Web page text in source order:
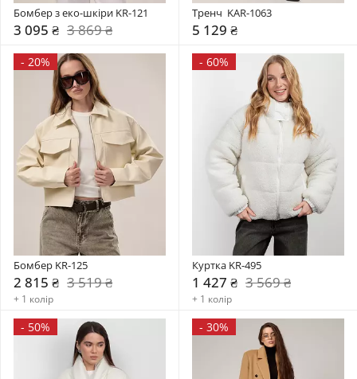
Бомбер з еко-шкіри KR-121
3 095 ₴ 3 869 ₴
Тренч  KAR-1063
5 129 ₴
- 20%
Бомбер KR-125
2 815 ₴ 3 519 ₴
+ 1 колір
- 60%
Куртка KR-495
1 427 ₴ 3 569 ₴
+ 1 колір
- 50% - 30%